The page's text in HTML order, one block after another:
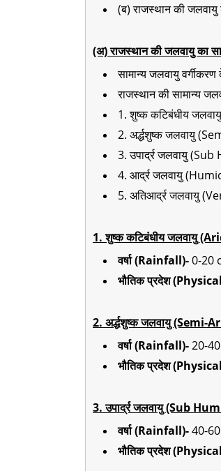
(ब) राजस्थान की
(अ) राजस्थान की जलवायु
सामान्य जलवायु
राजस्थान की सामान्य
1. शुष्क कटिबंधीय
2. अर्द्धशुष्क जलवायु
3. उपार्द्र जलवायु
4. आर्द्र जलवायु
5. अतिआर्द्र जलवायु
1. शुष्क कटिबंधीय जलवायु
वर्षा (Rainfall)-0-20
भौतिक प्रदेश
2. अर्द्धशुष्क जलवायु (Semi-
वर्षा (Rainfall)-20-
भौतिक प्रदेश
3. उपार्द्र जलवायु (Sub
वर्षा (Rainfall)-40-
भौतिक प्रदेश